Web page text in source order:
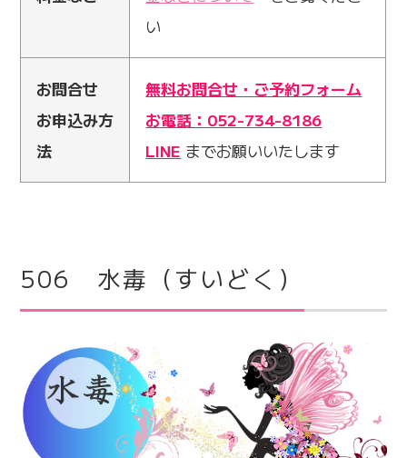
い
お問合せ
お申込み方
法
無料お問合せ・ご予約フォーム
お電話：052-734-8186
LINE までお願いいたします
506 水毒（すいどく）